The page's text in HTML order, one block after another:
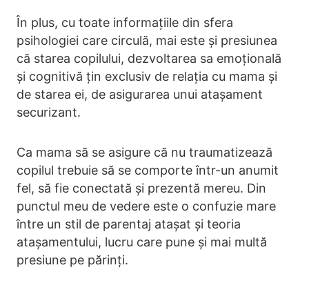
În plus, cu toate informațiile din sfera
psihologiei care circulă, mai este și presiunea
că starea copilului, dezvoltarea sa emoțională
și cognitivă țin exclusiv de relația cu mama și
de starea ei, de asigurarea unui atașament
securizant.
Ca mama să se asigure că nu traumatizează
copilul trebuie să se comporte într-un anumit
fel, să fie conectată și prezentă mereu. Din
punctul meu de vedere este o confuzie mare
între un stil de parentaj atașat și teoria
atașamentului, lucru care pune și mai multă
presiune pe părinți.